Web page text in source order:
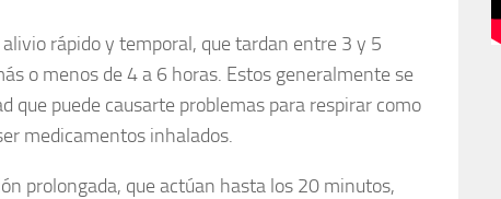
rápido y temporal, que tardan entre 3 y 5
o menos de 4 a 6 horas. Estos generalmente se
que puede causarte problemas para respirar como
medicamentos inhalados.
prolongada, que actúan hasta los 20 minutos,